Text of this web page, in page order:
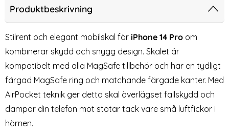
Matt Röd
iPhone 14 Pro Linsskydd I Härdat Glas
[2-PACK] iPhone 14 Pro
Produktbeskrivning
Stilrent och elegant mobilskal för iPhone 14 Pro om
kombinerar skydd och snygg design. Skalet är
kompatibelt med alla MagSafe tillbehör och har en tydligt
färgad MagSafe ring och matchande färgade kanter. Med
AirPocket teknik ger detta skal överlägset fallskydd och
dämpar din telefon mot stötar tack vare små luftfickor i
hörnen.